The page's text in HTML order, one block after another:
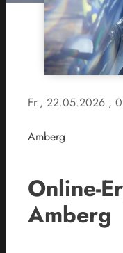
Fr., 22.05.2026 ,
Amberg
Online-
Amberg